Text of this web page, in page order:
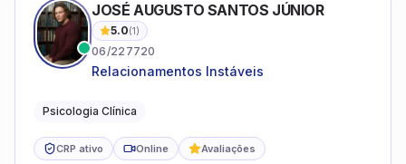
JOSÉ AUGUSTO SANTOS JÚNIOR
5.0(1)
06/227720
Relacionamentos Instáveis
Psicologia Clínica
CRP ativo Online Avaliações